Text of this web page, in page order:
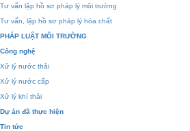
Tư vấn lập hồ sơ pháp lý môi trường
Tư vấn, lập hồ sơ pháp lý hóa chất
PHÁP LUẬT MÔI TRƯỜNG
Công nghệ
Xử lý nước thải
Xử lý nước cấp
Xử lý khí thải
Dự án đã thực hiện
Tin tức